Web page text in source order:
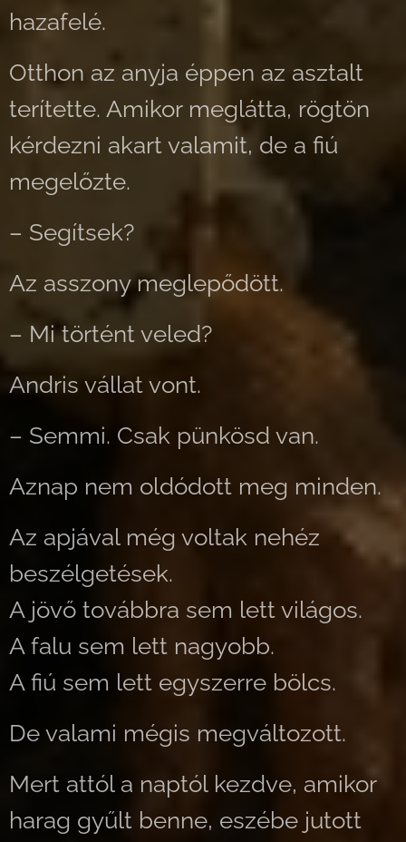
hazafelé.
Otthon az anyja éppen az asztalt
terítette. Amikor meglátta, rögtön
kérdezni akart valamit, de a fiú
megelőzte.
– Segítsek?
Az asszony meglepődött.
– Mi történt veled?
Andris vállat vont.
– Semmi. Csak pünkösd van.
Aznap nem oldódott meg minden.
Az apjával még voltak nehéz
beszélgetések.
A jövő továbbra sem lett világos.
A falu sem lett nagyobb.
A fiú sem lett egyszerre bölcs.
De valami mégis megváltozott.
Mert attól a naptól kezdve, amikor
harag gyűlt benne, eszébe jutott